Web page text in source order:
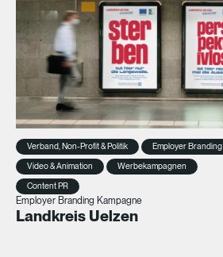
Verband, Non-Profit & Politik
Employer Branding
Video & Animation
Werbekampagnen
Content PR
Employer Branding Kampagne
Landkreis Uelzen